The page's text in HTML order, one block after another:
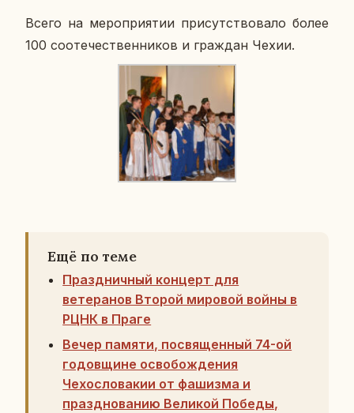
Всего на ме­ро­при­я­тии при­сут­ство­ва­ло более
100 со­оте­че­ствен­ни­ков и граж­дан Чехии.
Ещё по теме
Праздничный концерт для
ветеранов Второй мировой войны в
РЦНК в Праге
Вечер памяти, посвященный 74-ой
годовщине освобождения
Чехословакии от фашизма и
празднованию Великой Победы,